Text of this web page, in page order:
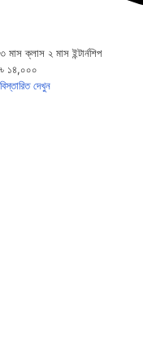
৩ মাস ক্লাস ২ মাস ইন্টার্নশিপ
৳ ১৪,০০০
বিস্তারিত দেখুন